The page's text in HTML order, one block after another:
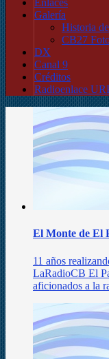
Enlaces
Galería
Historia
CB27
DX
Canal 9
Créditos
Radioenlace
El Monte de El
11 años
LaRadioCB El
aficionados a la